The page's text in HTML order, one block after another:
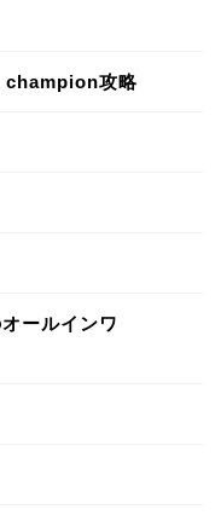
champion攻略
ールインワ